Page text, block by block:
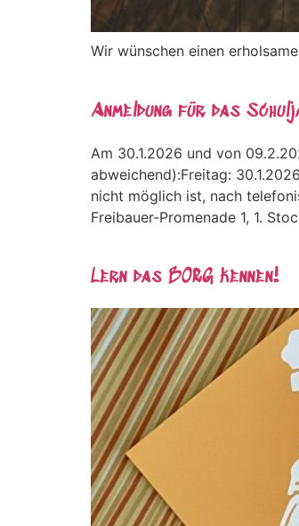
Wir wünschen einen
Anmeldung für das
Am 30.1.2026 und von
abweichend):Freitag:
nicht möglich ist, nach
Freibauer-Promenade 1, 1.
Lern das BORG kennen!